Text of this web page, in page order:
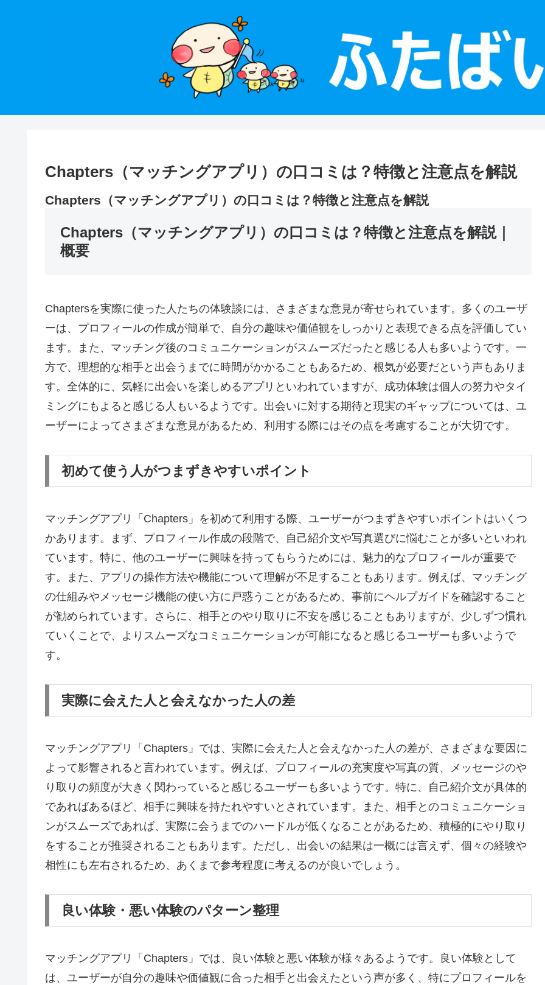
Chapters（マッチングアプリ）の口コミは？特徴と注意点を解説
Chapters（マッチングアプリ）の口コミは？特徴と注意点を解説
Chapters（マッチングアプリ）の口コミは？特徴と注意点を解説｜
概要
Chaptersを実際に使った人たちの体験談には、さまざまな意見が寄せられています。多くのユーザ
ーは、プロフィールの作成が簡単で、自分の趣味や価値観をしっかりと表現できる点を評価してい
ます。また、マッチング後のコミュニケーションがスムーズだったと感じる人も多いようです。一
方で、理想的な相手と出会うまでに時間がかかることもあるため、根気が必要だという声もありま
す。全体的に、気軽に出会いを楽しめるアプリといわれていますが、成功体験は個人の努力やタイ
ミングにもよると感じる人もいるようです。出会いに対する期待と現実のギャップについては、ユ
ーザーによってさまざまな意見があるため、利用する際にはその点を考慮することが大切です。
初めて使う人がつまずきやすいポイント
マッチングアプリ「Chapters」を初めて利用する際、ユーザーがつまずきやすいポイントはいくつ
かあります。まず、プロフィール作成の段階で、自己紹介文や写真選びに悩むことが多いといわれ
ています。特に、他のユーザーに興味を持ってもらうためには、魅力的なプロフィールが重要で
す。また、アプリの操作方法や機能について理解が不足することもあります。例えば、マッチング
の仕組みやメッセージ機能の使い方に戸惑うことがあるため、事前にヘルプガイドを確認すること
が勧められています。さらに、相手とのやり取りに不安を感じることもありますが、少しずつ慣れ
ていくことで、よりスムーズなコミュニケーションが可能になると感じるユーザーも多いようで
す。
実際に会えた人と会えなかった人の差
マッチングアプリ「Chapters」では、実際に会えた人と会えなかった人の差が、さまざまな要因に
よって影響されると言われています。例えば、プロフィールの充実度や写真の質、メッセージのや
り取りの頻度が大きく関わっていると感じるユーザーも多いようです。特に、自己紹介文が具体的
であればあるほど、相手に興味を持たれやすいとされています。また、相手とのコミュニケーショ
ンがスムーズであれば、実際に会うまでのハードルが低くなることがあるため、積極的にやり取り
をすることが推奨されることもあります。ただし、出会いの結果は一概には言えず、個々の経験や
相性にも左右されるため、あくまで参考程度に考えるのが良いでしょう。
良い体験・悪い体験のパターン整理
マッチングアプリ「Chapters」では、良い体験と悪い体験が様々あるようです。良い体験として
は、ユーザーが自分の趣味や価値観に合った相手と出会えたという声が多く、特にプロフィールを